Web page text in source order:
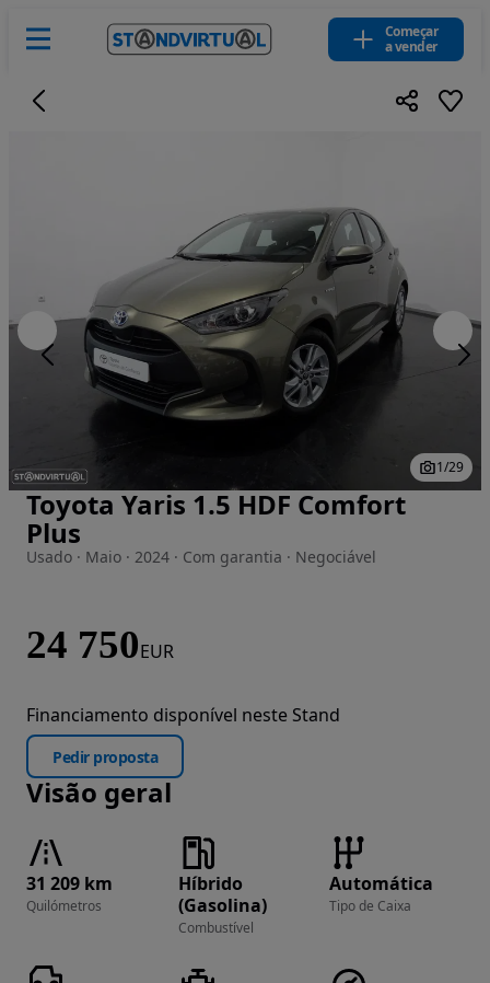
Começar
a vender
Imagem 1 de 29
1/29
Toyota Yaris 1.5 HDF Comfort
Plus
Usado · Maio · 2024 · Com garantia · Negociável
24 750EUR
Financiamento disponível neste Stand
Pedir proposta
Visão geral
31 209 km
Quilómetros
Híbrido
(Gasolina)
Combustível
Automática
Tipo de Caixa